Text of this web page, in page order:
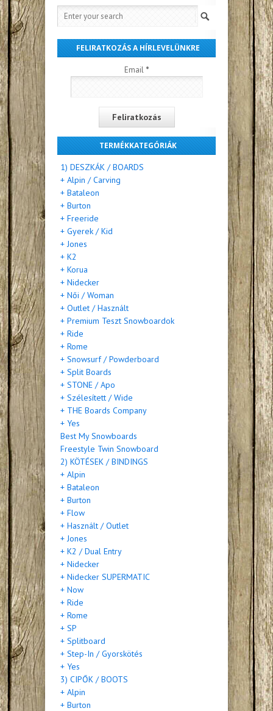
FELIRATKOZÁS A HÍRLEVELÜNKRE
Email *
TERMÉKKATEGÓRIÁK
1) DESZKÁK / BOARDS
+ Alpin / Carving
+ Bataleon
+ Burton
+ Freeride
+ Gyerek / Kid
+ Jones
+ K2
+ Korua
+ Nidecker
+ Női / Woman
+ Outlet / Használt
+ Premium Teszt Snowboardok
+ Ride
+ Rome
+ Snowsurf / Powderboard
+ Split Boards
+ STONE / Apo
+ Szélesített / Wide
+ THE Boards Company
+ Yes
Best My Snowboards
Freestyle Twin Snowboard
2) KÖTÉSEK / BINDINGS
+ Alpin
+ Bataleon
+ Burton
+ Flow
+ Használt / Outlet
+ Jones
+ K2 / Dual Entry
+ Nidecker
+ Nidecker SUPERMATIC
+ Now
+ Ride
+ Rome
+ SP
+ Splitboard
+ Step-In / Gyorskötés
+ Yes
3) CIPŐK / BOOTS
+ Alpin
+ Burton